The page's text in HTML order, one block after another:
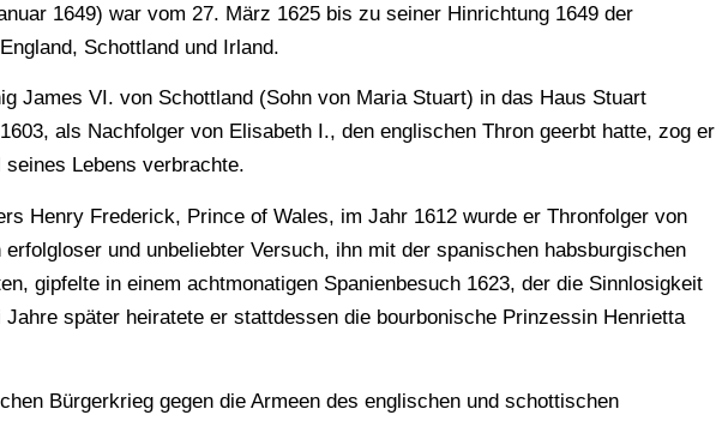
1649) war vom 27. März 1625 bis zu seiner Hinrichtung 1649 der
Schottland und Irland.
James VI. von Schottland (Sohn von Maria Stuart) in das Haus Stuart
als Nachfolger von Elisabeth I., den englischen Thron geerbt hatte, zog er
Lebens verbrachte.
Henry Frederick, Prince of Wales, im Jahr 1612 wurde er Thronfolger von
und unbeliebter Versuch, ihn mit der spanischen habsburgischen
gipfelte in einem achtmonatigen Spanienbesuch 1623, der die Sinnlosigkeit
später heiratete er stattdessen die bourbonische Prinzessin Henrietta
Bürgerkrieg gegen die Armeen des englischen und schottischen